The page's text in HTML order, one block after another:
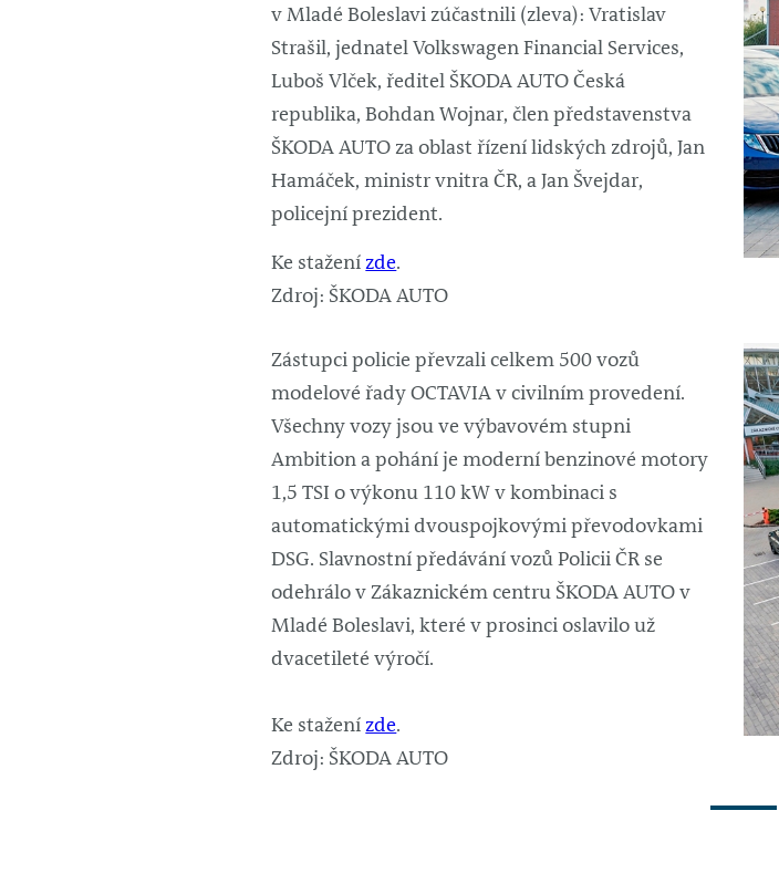
v Mladé Boleslavi zúčastnili (zleva): Vratislav
Strašil, jednatel Volkswagen Financial Services,
Luboš Vlček, ředitel ŠKODA AUTO Česká
republika, Bohdan Wojnar, člen představenstva
ŠKODA AUTO za oblast řízení lidských zdrojů, Jan
Hamáček, ministr vnitra ČR, a Jan Švejdar,
policejní prezident.
Ke staženízde.
Zdroj: ŠKODA AUTO
Zástupci policie převzali celkem 500 vozů
modelové řady OCTAVIA v civilním provedení.
Všechny vozy jsou ve výbavovém stupni
Ambition a pohání je moderní benzinové motory
1,5 TSI o výkonu 110 kW v kombinaci s
automatickými dvouspojkovými převodovkami
DSG. Slavnostní předávání vozů Policii ČR se
odehrálo v Zákaznickém centru ŠKODA AUTO v
Mladé Boleslavi, které v prosinci oslavilo už
dvacetileté výročí.
Ke staženízde.
Zdroj: ŠKODA AUTO